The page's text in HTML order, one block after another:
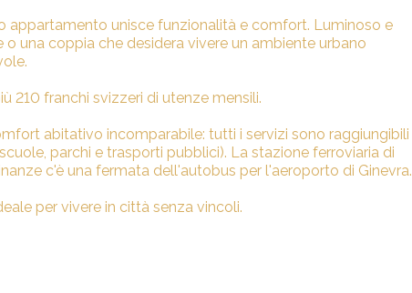
appartamento unisce funzionalità e comfort. Luminoso e
una coppia che desidera vivere un ambiente urbano
210 franchi svizzeri di utenze mensili.
abitativo incomparabile: tutti i servizi sono raggiungibili
parchi e trasporti pubblici). La stazione ferroviaria di
c'è una fermata dell'autobus per l'aeroporto di Ginevra.
per vivere in città senza vincoli.